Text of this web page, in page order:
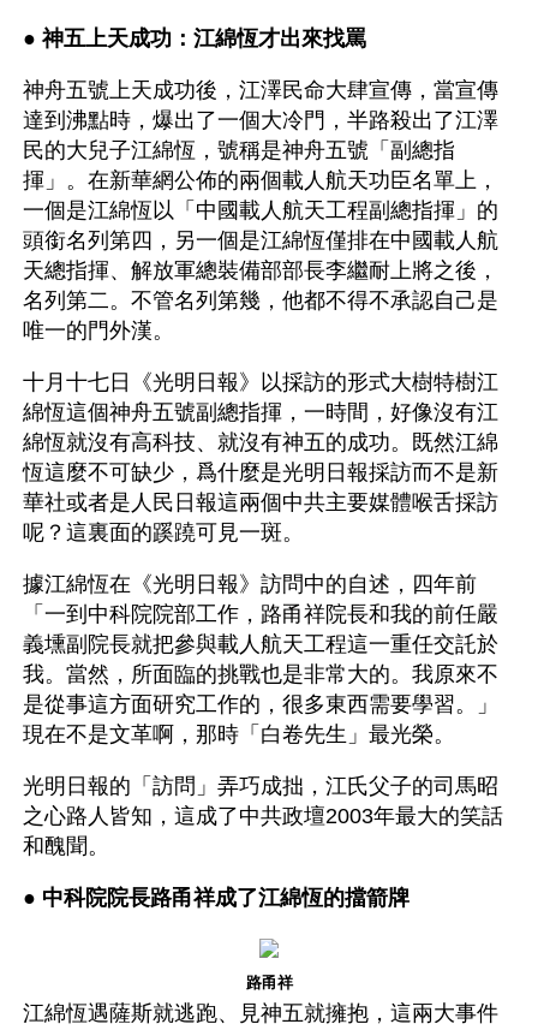
● 神五上天成功：江綿恆才出來找罵
神舟五號上天成功後，江澤民命大肆宣傳，當宣傳
達到沸點時，爆出了一個大冷門，半路殺出了江澤
民的大兒子江綿恆，號稱是神舟五號「副總指
揮」。在新華網公佈的兩個載人航天功臣名單上，
一個是江綿恆以「中國載人航天工程副總指揮」的
頭銜名列第四，另一個是江綿恆僅排在中國載人航
天總指揮、解放軍總裝備部部長李繼耐上將之後，
名列第二。不管名列第幾，他都不得不承認自己是
唯一的門外漢。
十月十七日《光明日報》以採訪的形式大樹特樹江
綿恆這個神舟五號副總指揮，一時間，好像沒有江
綿恆就沒有高科技、就沒有神五的成功。既然江綿
恆這麼不可缺少，爲什麼是光明日報採訪而不是新
華社或者是人民日報這兩個中共主要媒體喉舌採訪
呢？這裏面的蹊蹺可見一斑。
據江綿恆在《光明日報》訪問中的自述，四年前
「一到中科院院部工作，路甬祥院長和我的前任嚴
義壎副院長就把參與載人航天工程這一重任交託於
我。當然，所面臨的挑戰也是非常大的。我原來不
是從事這方面研究工作的，很多東西需要學習。」
現在不是文革啊，那時「白卷先生」最光榮。
光明日報的「訪問」弄巧成拙，江氏父子的司馬昭
之心路人皆知，這成了中共政壇2003年最大的笑話
和醜聞。
● 中科院院長路甬祥成了江綿恆的擋箭牌
路甬祥
江綿恆遇薩斯就逃跑、見神五就擁抱，這兩大事件